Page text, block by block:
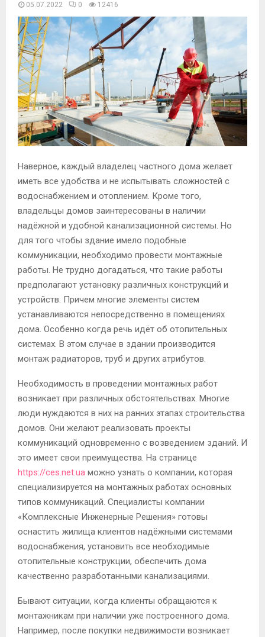
05.07.2022 0 12416
Наверное, каждый владелец частного дома желает
иметь все удобства и не испытывать сложностей с
водоснабжением и отоплением. Кроме того,
владельцы домов заинтересованы в наличии
надёжной и удобной канализационной системы. Но
для того чтобы здание имело подобные
коммуникации, необходимо провести монтажные
работы. Не трудно догадаться, что такие работы
предполагают установку различных конструкций и
устройств. Причем многие элементы систем
устанавливаются непосредственно в помещениях
дома. Особенно когда речь идёт об отопительных
системах. В этом случае в здании производится
монтаж радиаторов, труб и других атрибутов.
Необходимость в проведении монтажных работ
возникает при различных обстоятельствах. Многие
люди нуждаются в них на ранних этапах строительства
домов. Они желают реализовать проекты
коммуникаций одновременно с возведением зданий. И
это имеет свои преимущества. На странице
https://ces.net.ua можно узнать о компании, которая
специализируется на монтажных работах основных
типов коммуникаций. Специалисты компании
«Комплексные Инженерные Решения» готовы
оснастить жилища клиентов надёжными системами
водоснабжения, установить все необходимые
отопительные конструкции, обеспечить дома
качественно разработанными канализациями.
Бывают ситуации, когда клиенты обращаются к
монтажникам при наличии уже построенного дома.
Например, после покупки недвижимости возникает